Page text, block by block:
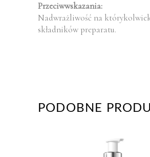
Przeciwwskazania:
Nadwrażliwość na
składników preparatu.
PODOBNE